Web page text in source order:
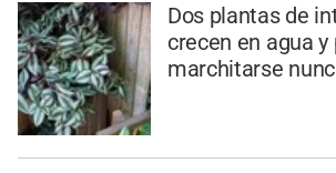
Dos plantas de
crecen en agua
marchitarse